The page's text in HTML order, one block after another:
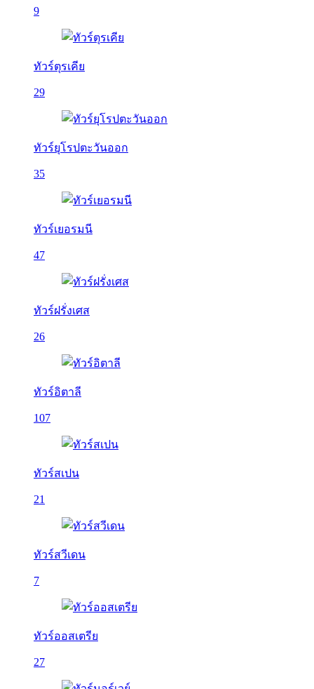
9
ทัวร์ตุรเคีย
29
ทัวร์ยุโรปตะวันออก
35
ทัวร์เยอรมนี
47
ทัวร์ฝรั่งเศส
26
ทัวร์อิตาลี
107
ทัวร์สเปน
21
ทัวร์สวีเดน
7
ทัวร์ออสเตรีย
27